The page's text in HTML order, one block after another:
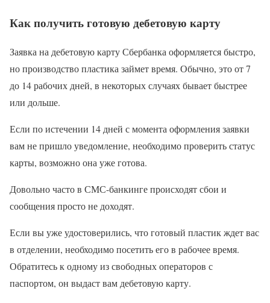
Как получить готовую дебетовую карту
Заявка на дебетовую карту Сбербанка оформляется быстро,
но производство пластика займет время. Обычно, это от 7
до 14 рабочих дней, в некоторых случаях бывает быстрее
или дольше.
Если по истечении 14 дней с момента оформления заявки
вам не пришло уведомление, необходимо проверить статус
карты, возможно она уже готова.
Довольно часто в СМС-банкинге происходят сбои и
сообщения просто не доходят.
Если вы уже удостоверились, что готовый пластик ждет вас
в отделении, необходимо посетить его в рабочее время.
Обратитесь к одному из свободных операторов с
паспортом, он выдаст вам дебетовую карту.